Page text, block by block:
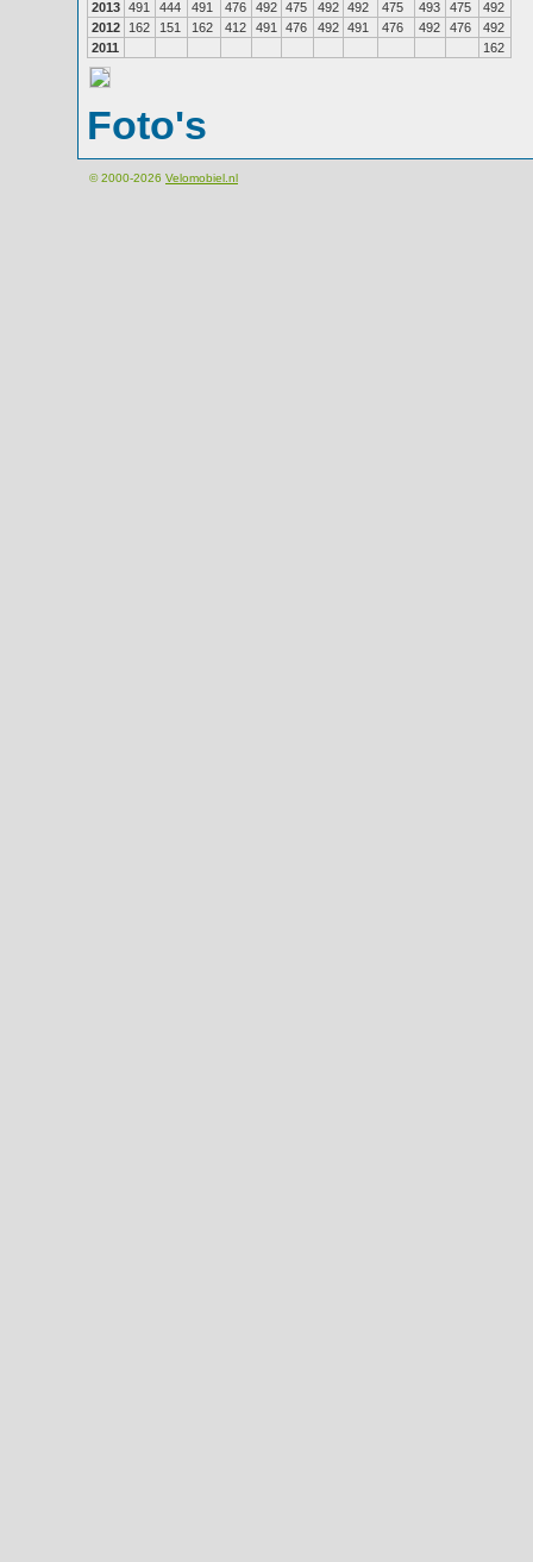
2013 491 444 491 476 492 475 492 492 475 493 475
492
2012
162 151 162 412 491 476 492 491 476 492 476
492
2011
162
Foto's
© 2000-2026 Velomobiel.nl